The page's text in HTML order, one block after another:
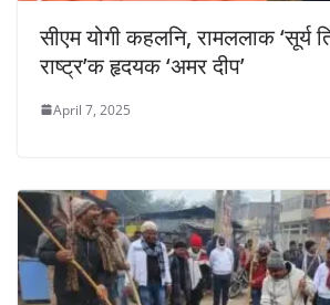
सीएम योगी कहलनि, रामललाक ‘सूर्य
राष्ट्र’क हृदयक ‘अमर दीप’
April 7, 2025